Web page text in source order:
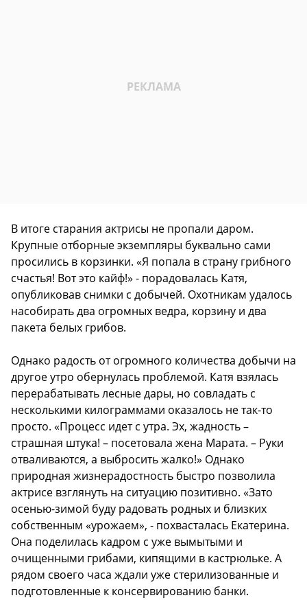
В итоге старания актрисы не пропали даром.
Крупные отборные экземпляры буквально сами
просились в корзинки. «Я попала в страну грибного
счастья! Вот это кайф!» - порадовалась Катя,
опубликовав снимки с добычей. Охотникам удалось
насобирать два огромных ведра, корзину и два
пакета белых грибов.
Однако радость от огромного количества добычи на
другое утро обернулась проблемой. Катя взялась
перерабатывать лесные дары, но совладать с
несколькими килограммами оказалось не так-то
просто. «Процесс идет с утра. Эх, жадность –
страшная штука! – посетовала жена Марата. – Руки
отваливаются, а выбросить жалко!» Однако
природная жизнерадостность быстро позволила
актрисе взглянуть на ситуацию позитивно. «Зато
осенью-зимой буду радовать родных и близких
собственным «урожаем», - похвасталась Екатерина.
Она поделилась кадром с уже вымытыми и
очищенными грибами, кипящими в кастрюльке. А
рядом своего часа ждали уже стерилизованные и
подготовленные к консервированию банки.